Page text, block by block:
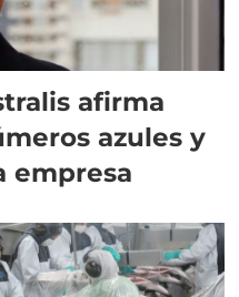
afirma
azules y
empresa